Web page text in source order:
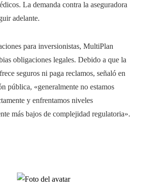
La demanda contra la aseguradora
adelante.
para inversionistas, MultiPlan
obligaciones legales. Debido a que la
seguros ni paga reclamos, señaló en
pública, «generalmente no estamos
y enfrentamos niveles
más bajos de complejidad regulatoria».